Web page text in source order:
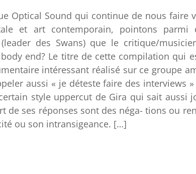
Optical Sound qui continue de nous faire
et art contemporain, pointons parmi
des Swans) que le critique/
end? Le titre de cette compilation qui
intéressant réalisé sur ce groupe
aussi « je déteste faire des interviews »
style uppercut de Gira qui sait aussi
de ses réponses sont des néga- tions ou
ou son intransigeance. […]